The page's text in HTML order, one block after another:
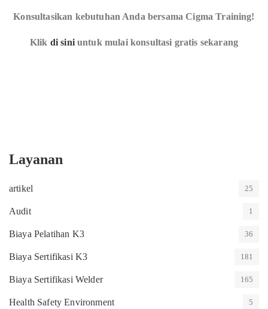
Konsultasikan kebutuhan Anda bersama Cigma Training!
Klik di siniuntuk mulai konsultasi gratis sekarang
Layanan
artikel 25
Audit 1
Biaya Pelatihan K3 36
Biaya Sertifikasi K3 181
Biaya Sertifikasi Welder 165
Health Safety Environment 5